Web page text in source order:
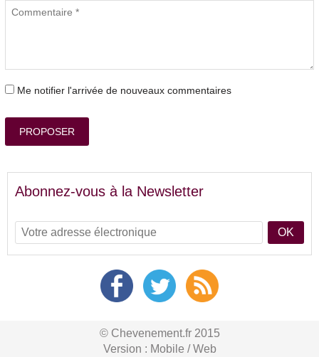
Me notifier l'arrivée de nouveaux commentaires
PROPOSER
Abonnez-vous à la Newsletter
OK
© Chevenement.fr 2015
Version : Mobile /Web